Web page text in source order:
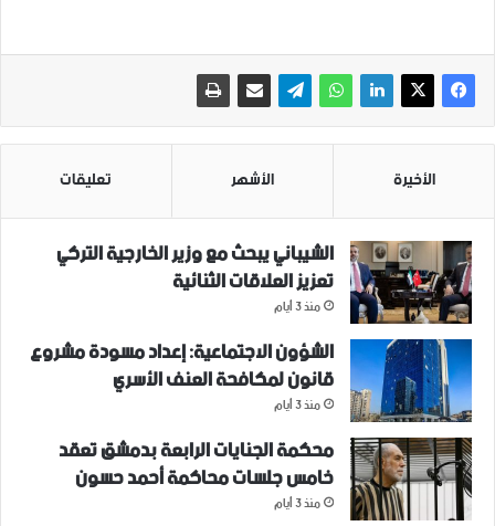
الأخيرة الأشهر تعليقات
الشيباني يبحث مع وزير الخارجية التركي
تعزيز العلاقات الثنائية
منذ 3 أيام
الشؤون الاجتماعية: إعداد مسودة مشروع
قانون لمكافحة العنف الأسري ‏
منذ 3 أيام
محكمة الجنايات الرابعة بدمشق تعقد
خامس جلسات محاكمة أحمد حسون
منذ 3 أيام